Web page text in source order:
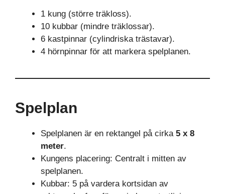
1 kung (större träkloss).
10 kubbar (mindre träklossar).
6 kastpinnar (cylindriska trästavar).
4 hörnpinnar för att markera spelplanen.
Spelplan
Spelplanen är en rektangel på cirka 5 x 8
meter.
Kungens placering: Centralt i mitten av
spelplanen.
Kubbar: 5 på vardera kortsidan av